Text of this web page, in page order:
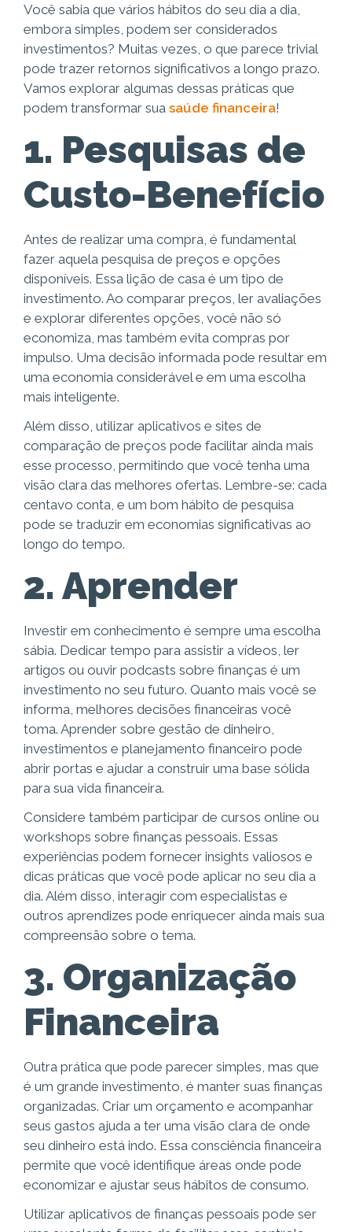
Você sabia que vários hábitos do seu dia a dia,
embora simples, podem ser considerados
investimentos? Muitas vezes, o que parece trivial
pode trazer retornos significativos a longo prazo.
Vamos explorar algumas dessas práticas que
podem transformar sua saúde financeira!
1. Pesquisas de
Custo-Benefício
Antes de realizar uma compra, é fundamental
fazer aquela pesquisa de preços e opções
disponíveis. Essa lição de casa é um tipo de
investimento. Ao comparar preços, ler avaliações
e explorar diferentes opções, você não só
economiza, mas também evita compras por
impulso. Uma decisão informada pode resultar em
uma economia considerável e em uma escolha
mais inteligente.
Além disso, utilizar aplicativos e sites de
comparação de preços pode facilitar ainda mais
esse processo, permitindo que você tenha uma
visão clara das melhores ofertas. Lembre-se: cada
centavo conta, e um bom hábito de pesquisa
pode se traduzir em economias significativas ao
longo do tempo.
2. Aprender
Investir em conhecimento é sempre uma escolha
sábia. Dedicar tempo para assistir a vídeos, ler
artigos ou ouvir podcasts sobre finanças é um
investimento no seu futuro. Quanto mais você se
informa, melhores decisões financeiras você
toma. Aprender sobre gestão de dinheiro,
investimentos e planejamento financeiro pode
abrir portas e ajudar a construir uma base sólida
para sua vida financeira.
Considere também participar de cursos online ou
workshops sobre finanças pessoais. Essas
experiências podem fornecer insights valiosos e
dicas práticas que você pode aplicar no seu dia a
dia. Além disso, interagir com especialistas e
outros aprendizes pode enriquecer ainda mais sua
compreensão sobre o tema.
3. Organização
Financeira
Outra prática que pode parecer simples, mas que
é um grande investimento, é manter suas finanças
organizadas. Criar um orçamento e acompanhar
seus gastos ajuda a ter uma visão clara de onde
seu dinheiro está indo. Essa consciência financeira
permite que você identifique áreas onde pode
economizar e ajustar seus hábitos de consumo.
Utilizar aplicativos de finanças pessoais pode ser